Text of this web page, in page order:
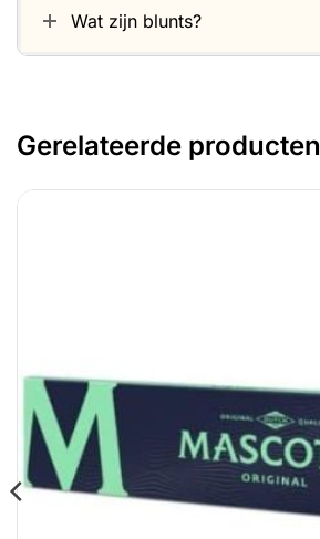
Wat zijn blunts?
Gerelateerde producten